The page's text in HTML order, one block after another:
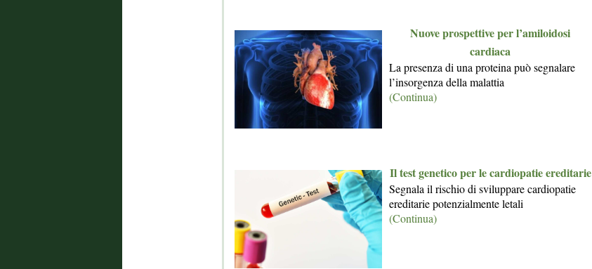
Nuove prospettive per l’amiloidosi
cardiaca
La presenza di una proteina può segnalare
l’insorgenza della malattia
(Continua)
Il test genetico per le cardiopatie ereditarie
Segnala il rischio di sviluppare cardiopatie
ereditarie potenzialmente letali
(Continua)